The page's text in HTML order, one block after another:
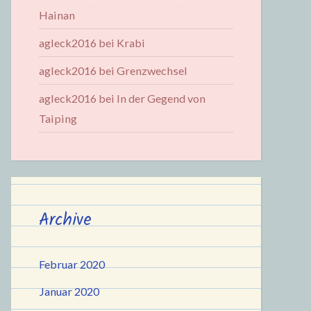
Hainan
agleck2016 bei Krabi
agleck2016 bei Grenzwechsel
agleck2016 bei In der Gegend von
Taiping
Archive
Februar 2020
Januar 2020